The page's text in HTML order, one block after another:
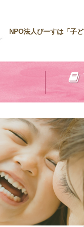
NPO法人ぴーすは「子